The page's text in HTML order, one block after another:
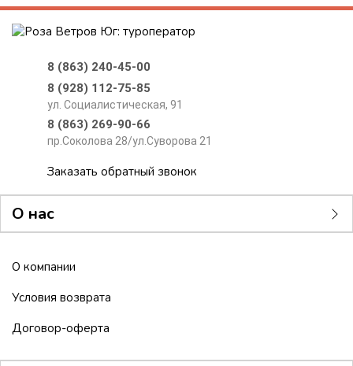
8 (863) 240-45-00
8 (928) 112-75-85
ул. Социалистическая, 91
8 (863) 269-90-66
пр.Соколова 28/ул.Суворова 21
Заказать обратный звонок
О нас
О компании
Условия возврата
Договор-оферта